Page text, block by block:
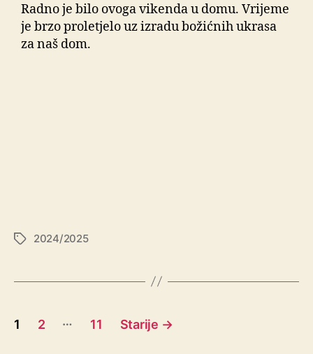
Radno je bilo ovoga vikenda u domu. Vrijeme
je brzo proletjelo uz izradu božićnih ukrasa
za naš dom.
2024/2025
1 2 … 11 Starije →